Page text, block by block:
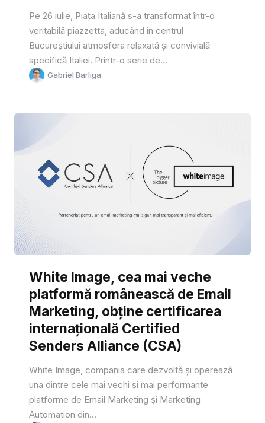
Pe 26 iulie, Piața Italiană s-a transformat într-o
veritabilă piazzetta, aducând în centrul
Bucureștiului atmosfera relaxată și convivială
specifică Italiei. Printr-o serie de...
Gabriel Barliga
White Image, cea mai veche
platformă românească de Email
Marketing, obține certificarea
internațională Certified
Senders Alliance (CSA)
White Image, compania care dezvoltă și operează
una dintre cele mai vechi și mai performante
platforme de Email Marketing și Marketing
Automation din...